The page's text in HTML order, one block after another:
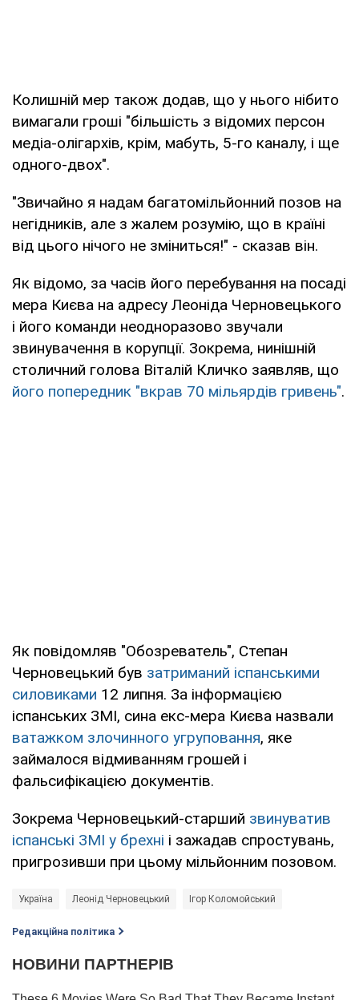
Колишній мер також додав, що у нього нібито
вимагали гроші "більшість з відомих персон
медіа-олігархів, крім, мабуть, 5-го каналу, і ще
одного-двох".
"Звичайно я надам багатомільйонний позов на
негідників, але з жалем розумію, що в країні
від цього нічого не зміниться!" - сказав він.
Як відомо, за часів його перебування на посаді
мера Києва на адресу Леоніда Черновецького
і його команди неодноразово звучали
звинувачення в корупції. Зокрема, нинішній
столичний голова Віталій Кличко заявляв, що
його попередник "вкрав 70 мільярдів гривень".
Як повідомляв "Обозреватель", Степан
Черновецький був затриманий іспанськими
силовиками 12 липня. За інформацією
іспанських ЗМІ, сина екс-мера Києва назвали
ватажком злочинного угруповання, яке
займалося відмиванням грошей і
фальсифікацією документів.
Зокрема Черновецький-старший звинуватив
іспанські ЗМІ у брехні і зажадав спростувань,
пригрозивши при цьому мільйонним позовом.
Україна Леонід Черновецький Ігор Коломойський
Редакційна політика